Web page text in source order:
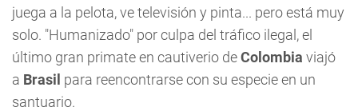
juega a la pelota, ve televisión y pinta... pero está muy
solo. "Humanizado" por culpa del tráfico ilegal, el
último gran primate en cautiverio deColombia viajó
a Brasil para reencontrarse con su especie en un
santuario.